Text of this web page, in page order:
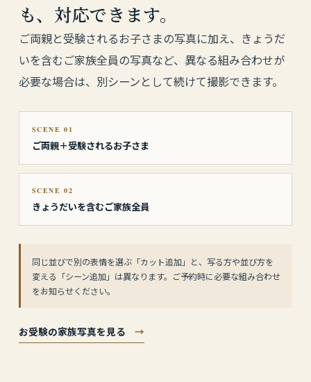
も、対応できます。
ご両親と受験されるお子さまの写真に加え、きょうだ
いを含むご家族全員の写真など、異なる組み合わせが
必要な場合は、別シーンとして続けて撮影できます。
SCENE 01
ご両親＋受験されるお子さま
SCENE 02
きょうだいを含むご家族全員
同じ並びで別の表情を選ぶ「カット追加」と、写る方や並び方を
変える「シーン追加」は異なります。ご予約時に必要な組み合わせ
をお知らせください。
お受験の家族写真を見る →